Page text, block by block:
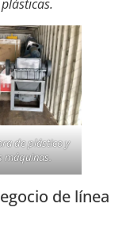
de plástico y
máquinas.
de línea